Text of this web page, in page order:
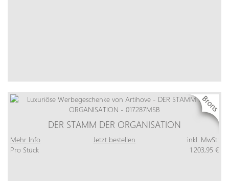
DER STAMM DER ORGANISATION
Mehr Info Jetzt bestellen
inkl. MwSt:
Pro Stück
1.203,95 €